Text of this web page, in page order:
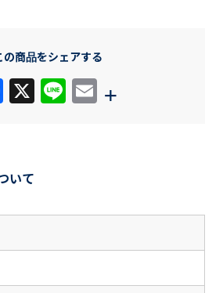
の商品をシェアする
F
e
b
o
o
X Li E
+
いて